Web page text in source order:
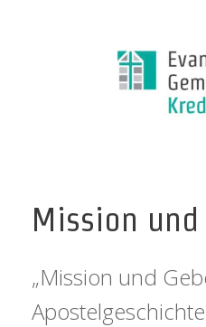
Mission und
„Mission und